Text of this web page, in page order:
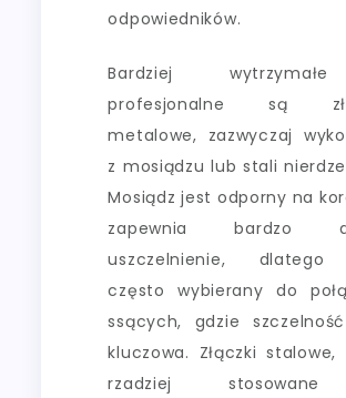
odpowiedników.
Bardziej
profesjonalne są
metalowe, zazwyczaj
z mosiądzu lub stali
Mosiądz jest odporny na
zapewnia bardzo
uszczelnienie,
często wybierany do
ssących, gdzie
kluczowa. Złączki stalowe,
rzadziej